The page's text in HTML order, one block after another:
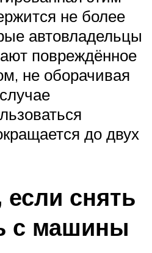
не более
автовладельцы
повреждённое
не оборачивая
до двух
если снять
с машины